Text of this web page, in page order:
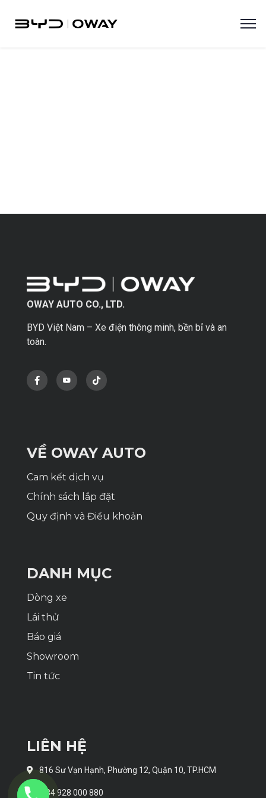
OWAY AUTO CO., LTD.
BYD Việt Nam – Xe điện thông minh, bền bỉ và an
toàn.
VỀ OWAY AUTO
Cam kết dịch vụ
Chính sách lắp đặt
Quy định và Điều khoản
DANH MỤC
Dòng xe
Lái thử
Báo giá
Showroom
Tin tức
LIÊN HỆ
816 Sư Vạn Hạnh, Phường 12, Quận 10, TP.HCM
+84 928 000 880